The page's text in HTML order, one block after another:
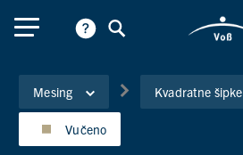
Mesing Kvadratne šipke
Vučeno